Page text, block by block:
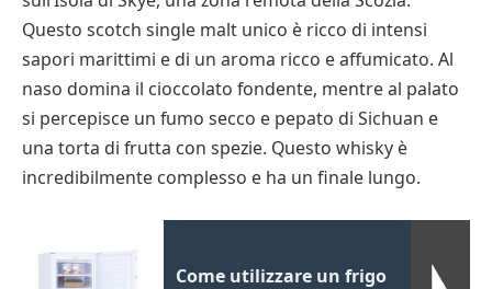
Questo scotch single malt unico è ricco di intensi
sapori marittimi e di un aroma ricco e affumicato. Al
naso domina il cioccolato fondente, mentre al palato
si percepisce un fumo secco e pepato di Sichuan e
una torta di frutta con spezie. Questo whisky è
incredibilmente complesso e ha un finale lungo.
Come utilizzare un frigo